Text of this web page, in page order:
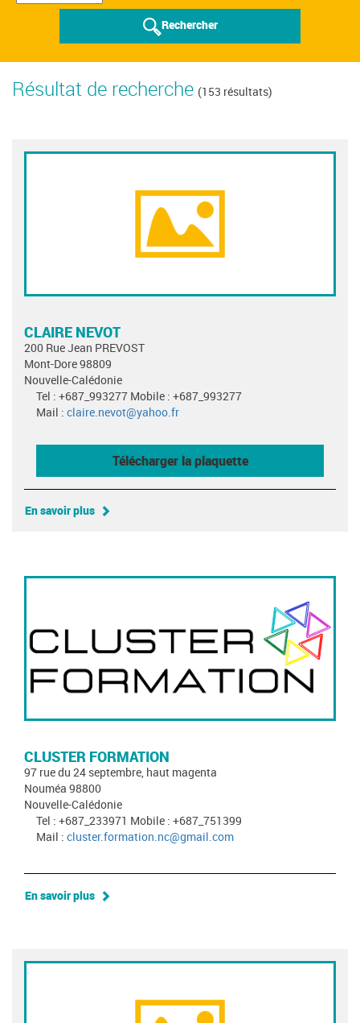
Rechercher
Résultat de recherche (153 résultats)
CLAIRE NEVOT
200 Rue Jean PREVOST
Mont-Dore 98809
Nouvelle-Calédonie
Tel : +687_993277 Mobile : +687_993277
Mail : claire.nevot@yahoo.fr
Télécharger la plaquette
En savoir plus
CLUSTER FORMATION
97 rue du 24 septembre, haut magenta
Nouméa 98800
Nouvelle-Calédonie
Tel : +687_233971 Mobile : +687_751399
Mail : cluster.formation.nc@gmail.com
En savoir plus